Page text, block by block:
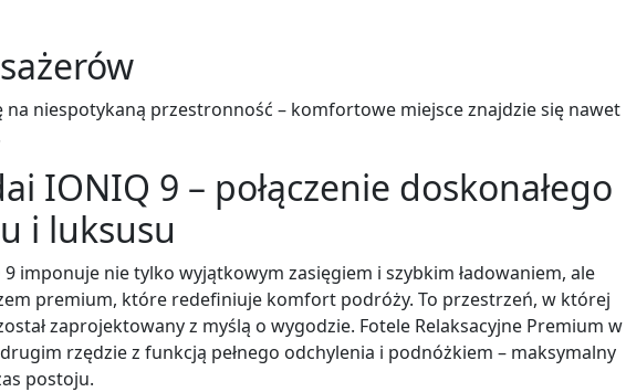
na niespotykaną przestronność – komfortowe miejsce znajdzie się nawet
IONIQ 9 – połączenie doskonałego
i luksusu
9 imponuje nie tylko wyjątkowym zasięgiem i szybkim ładowaniem, ale
premium, które redefiniuje komfort podróży. To przestrzeń, w której
zaprojektowany z myślą o wygodzie. Fotele Relaksacyjne Premium w
rzędzie z funkcją pełnego odchylenia i podnóżkiem – maksymalny
postoju.